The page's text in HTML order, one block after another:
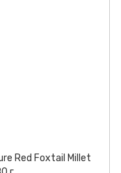
Red Foxtail Millet